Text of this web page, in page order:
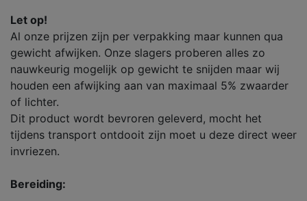
Let op!
Al onze prijzen zijn per verpakking maar kunnen qua
gewicht afwijken. Onze slagers proberen alles zo
nauwkeurig mogelijk op gewicht te snijden maar wij
houden een afwijking aan van maximaal 5% zwaarder
of lichter.
Dit product wordt bevroren geleverd, mocht het
tijdens transport ontdooit zijn moet u deze direct weer
invriezen.
Bereiding: